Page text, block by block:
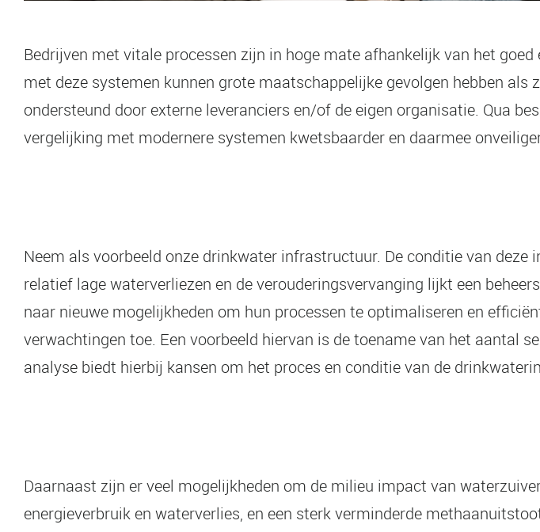
Bedrijven met vitale processen zijn in hoge mate afhankelijk van het
met deze systemen kunnen grote maatschappelijke gevolgen hebben
ondersteund door externe leveranciers en/of de eigen organisatie. Qua
vergelijking met modernere systemen kwetsbaarder en daarmee
Neem als voorbeeld onze drinkwater infrastructuur. De conditie van
relatief lage waterverliezen en de verouderingsvervanging lijkt een
naar nieuwe mogelijkheden om hun processen te optimaliseren en
verwachtingen toe. Een voorbeeld hiervan is de toename van het aantal
analyse biedt hierbij kansen om het proces en conditie van de
Daarnaast zijn er veel mogelijkheden om de milieu impact van
energieverbruik en waterverlies, en een sterk verminderde